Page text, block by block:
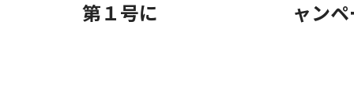
第１号に
ャン